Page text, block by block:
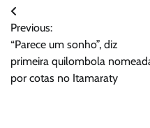
Navegação
de
Post
Previous:
“Parece um sonho”, diz
primeira quilombola
por cotas no Itamaraty